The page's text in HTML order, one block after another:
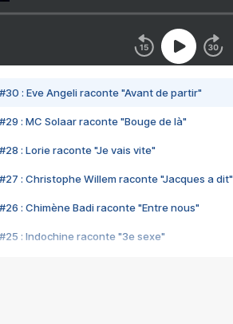
#30 : Eve Angeli raconte "Avant de partir"
#29 : MC Solaar raconte "Bouge de là"
#28 : Lorie raconte "Je vais vite"
#27 : Christophe Willem raconte "Jacques a dit"
#26 : Chimène Badi raconte "Entre nous"
#25 : Indochine raconte "3e sexe"